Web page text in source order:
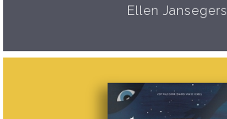
Ellen Jansegers